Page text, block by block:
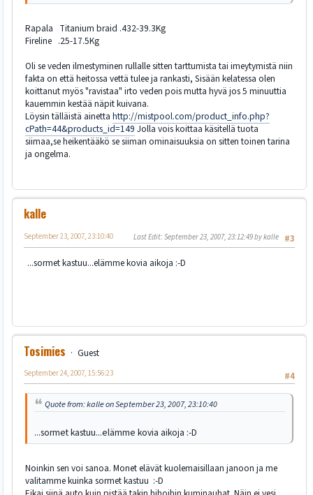
Rapala Titanium braid .432-39.3Kg
Fireline .25-17.5Kg
Oli se veden ilmestyminen rullalle sitten tarttumista tai imeytymistä niin
fakta on että heitossa vettä tulee ja rankasti, Sisään kelatessa olen
koittanut myös "ravistaa" irto veden pois mutta hyvä jos 5 minuuttia
kauemmin kestää näpit kuivana.
Löysin tälläistä ainetta http://mistpool.com/product_info.php?
cPath=44&products_id=149 Jolla vois koittaa käsitellä tuota
siimaa,se heikentääkö se siiman ominaisuuksia on sitten toinen tarina
ja ongelma.
kalle
#3
September 23, 2007, 23:10:40 Last Edit: September 23, 2007, 23:12:49 by kalle
...sormet kastuu...elämme kovia aikoja :-D
Tosimies
Guest
#4
September 24, 2007, 15:56:23
Quote from: kalle on September 23, 2007, 23:10:40
...sormet kastuu...elämme kovia aikoja :-D
Noinkin sen voi sanoa. Monet elävät kuolemaisillaan janoon ja me
valitamme kuinka sormet kastuu :-D